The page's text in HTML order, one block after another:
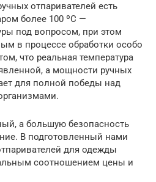
отпаривателей есть
более 100 ºC —
под вопросом, при этом
в процессе обработки особо
что реальная температура
а мощности ручных
для полной победы над
а большую безопасность
В подготовленный нами
для одежды
соотношением цены и